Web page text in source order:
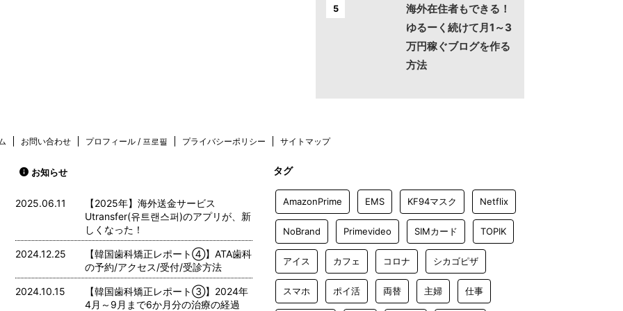
5
海外在住者もできる！
ゆるーく続けて月1～3
万円稼ぐブログを作る
方法
お問い合わせ プロフィール / 프로필 プライバシーポリシー サイトマップ
お知らせ
2025.06.11
【2025年】海外送金サービス
Utransfer(유트랜스퍼)のアプリが、新
しくなった！
2024.12.25
【韓国歯科矯正レポート➃】ATA歯科
の予約/アクセス/受付/受診方法
2024.10.15
【韓国歯科矯正レポート➂】2024年
4月～9月まで6か月分の治療の経過
タグ
AmazonPrime EMS KF94マスク Netflix
NoBrand Primevideo SIMカード TOPIK
アイス カフェ コロナ シカゴピザ
スマホ ポイ活 両替 主婦 仕事